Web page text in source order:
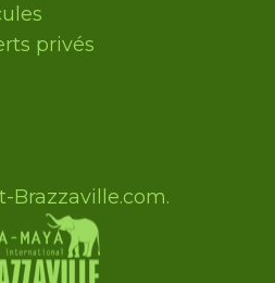
privés
Brazzaville.com.